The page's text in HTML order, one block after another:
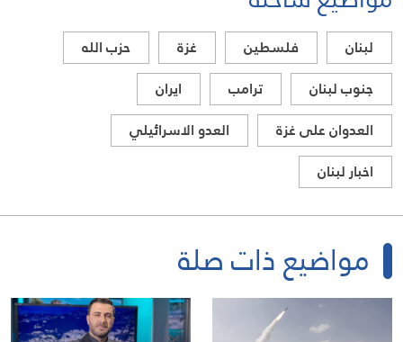
لبنان فلسطين غزة
حزب الله
جنوب لبنان
ترامب
ايران
العدوان على غزة
العدو الاسرائيلي
اخبار لبنان
مواضيع ذات صلة